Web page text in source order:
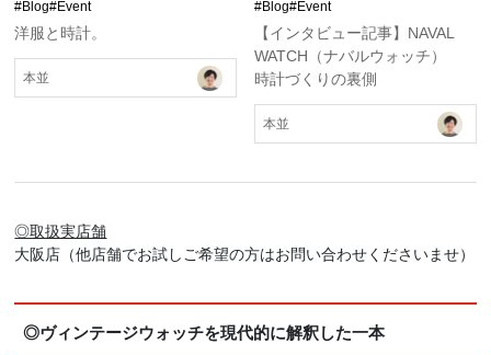
#Blog#Event
洋服と時計。
本並
#Blog#Event
【インタビュー記事】NAVAL
WATCH（ナバルウォッチ）
時計づくりの裏側
本並
◎取扱実店舗
大阪店（他店舗でお試しご希望の方はお問い合わせくださいませ）
◎ヴィンテージウォッチを現代的に解釈した一本